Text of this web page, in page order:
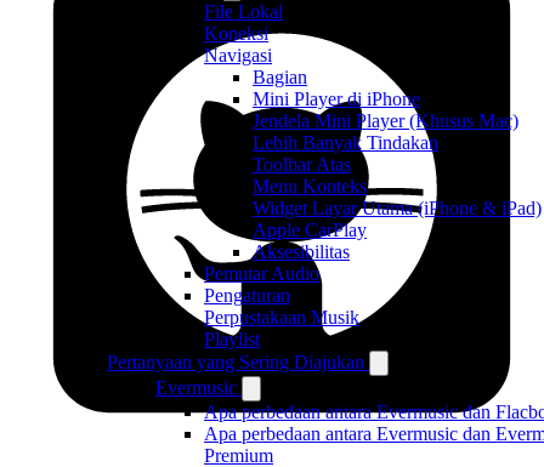
File Lokal
Koneksi
Navigasi
Bagian
Mini Player di iPhone
Jendela Mini Player (Khusus Mac)
Lebih Banyak Tindakan
Toolbar Atas
Menu Konteks
Widget Layar Utama (iPhone & iPad)
Apple CarPlay
Aksesibilitas
Pemutar Audio
Pengaturan
Perpustakaan Musik
Playlist
Pertanyaan yang Sering Diajukan
Evermusic
Apa perbedaan antara Evermusic dan
Apa perbedaan antara Evermusic dan
Premium